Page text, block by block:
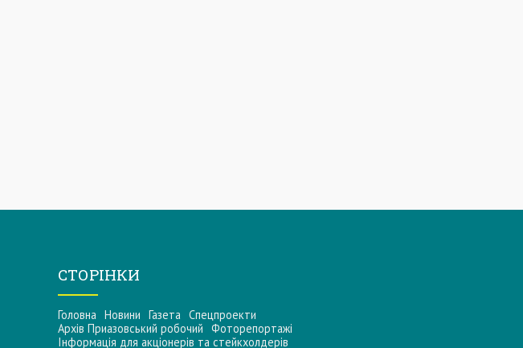
СТОРІНКИ
Головна Новини Газета Спецпроекти
Архів Приазовський робочий Фоторепортажі
Інформацiя для акцiонерiв та стейкхолдерiв